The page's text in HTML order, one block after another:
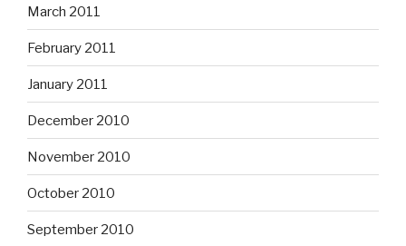
March 2011
February 2011
January 2011
December 2010
November 2010
October 2010
September 2010